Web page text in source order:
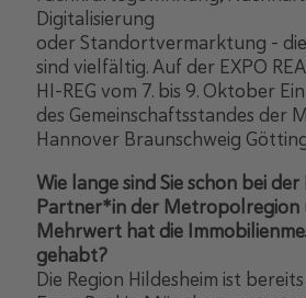
Digitalisierung
oder Standortvermarktung –
sind vielfältig. Auf der EXPO
HI-REG vom 7. bis 9. Oktober
des Gemeinschaftsstandes der
Hannover Braunschweig
Wie lange sind Sie schon bei der
Partner*in der Metropolregion
Mehrwert hat die
gehabt?
Die Region Hildesheim ist